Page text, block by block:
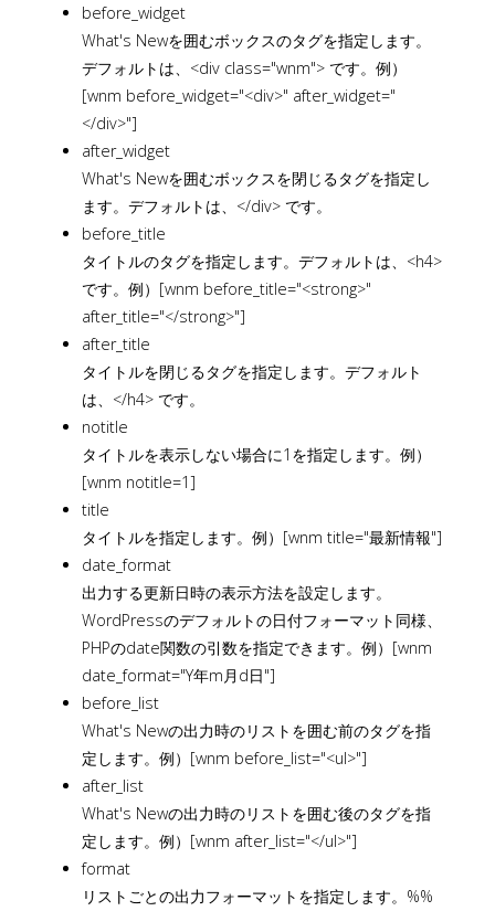
before_widget
What's Newを囲むボックスのタグを指定します。
デフォルトは、<div class="wnm"> です。例）
[wnm before_widget="<div>" after_widget="
</div>"]
after_widget
What's Newを囲むボックスを閉じるタグを指定し
ます。デフォルトは、</div> です。
before_title
タイトルのタグを指定します。デフォルトは、<h4>
です。例）[wnm before_title="<strong>"
after_title="</strong>"]
after_title
タイトルを閉じるタグを指定します。デフォルト
は、</h4> です。
notitle
タイトルを表示しない場合に1を指定します。例）
[wnm notitle=1]
title
タイトルを指定します。例）[wnm title="最新情報"]
date_format
出力する更新日時の表示方法を設定します。
WordPressのデフォルトの日付フォーマット同様、
PHPのdate関数の引数を指定できます。例）[wnm
date_format="Y年m月d日"]
before_list
What's Newの出力時のリストを囲む前のタグを指
定します。例）[wnm before_list="<ul>"]
after_list
What's Newの出力時のリストを囲む後のタグを指
定します。例）[wnm after_list="</ul>"]
format
リストごとの出力フォーマットを指定します。%%